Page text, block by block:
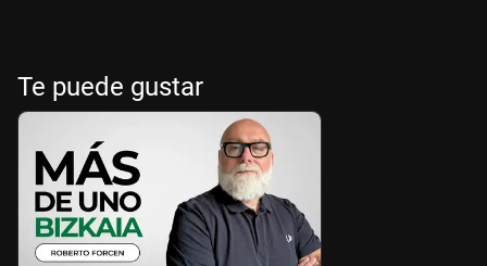
Te puede gustar